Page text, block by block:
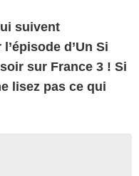
suivent
d’Un Si
sur France 3 ! Si
lisez pas ce qui